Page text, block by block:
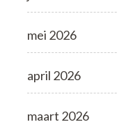
mei 2026
april 2026
maart 2026